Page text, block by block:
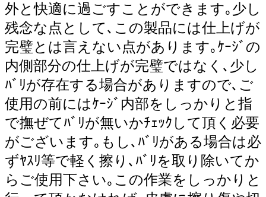
外と快適に過ごすことができます｡少し
残念な点として､この製品には仕上げが
完璧とは言えない点があります｡ｹｰｼﾞの
内側部分の仕上げが完璧ではなく､少し
ﾊﾞﾘが存在する場合がありますので､ご
使用の前にはｹｰｼﾞ内部をしっかりと指
で撫ぜてﾊﾞﾘが無いかﾁｪｯｸして頂く必要
がございます｡もし､ﾊﾞﾘがある場合は必
ずﾔｽﾘ等で軽く擦り､ﾊﾞﾘを取り除いてか
らご使用下さい｡この作業をしっかりと